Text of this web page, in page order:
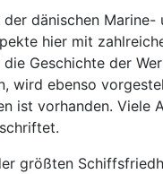
dänischen
hier mit
Geschichte der
wird ebenso
ist vorhanden.
größten